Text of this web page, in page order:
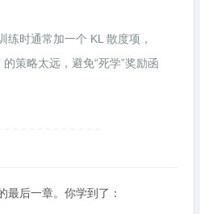
练时通常加一个 KL 散度项，
策略太远，避免“死学”奖励函
最后一章。你学到了：